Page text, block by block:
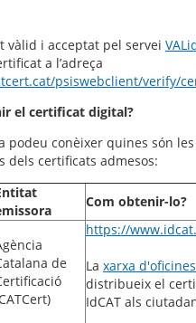
vàlid i acceptat pel servei
a l’adreça
psiswebclient/verify/
el certificat digital?
podeu conèixer quines són
dels certificats admesos:
Com obtenir-lo?
de
https://
La xarxa
distribueix el
IdCAT als